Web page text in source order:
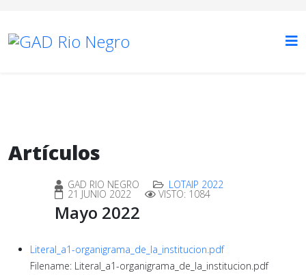
Artículos
GAD RIO NEGRO LOTAIP 2022
21 JUNIO 2022 VISTO: 1084
Mayo 2022
Literal_a1-organigrama_de_la_institucion.pdf
Filename: Literal_a1-organigrama_de_la_institucion.pdf